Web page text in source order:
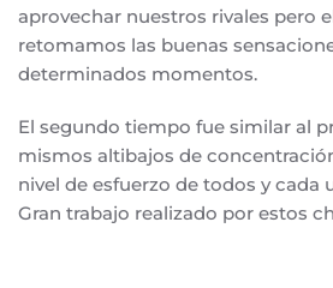
aprovechar nuestros rivales pero
retomamos las buenas
determinados momentos.
El segundo tiempo fue similar al
mismos altibajos de
nivel de esfuerzo de todos y cada
Gran trabajo realizado por estos